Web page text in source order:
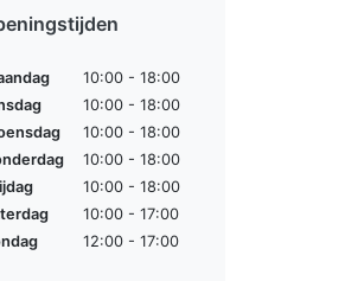
10:00 - 18:00
10:00 - 18:00
10:00 - 18:00
10:00 - 18:00
10:00 - 18:00
10:00 - 17:00
12:00 - 17:00